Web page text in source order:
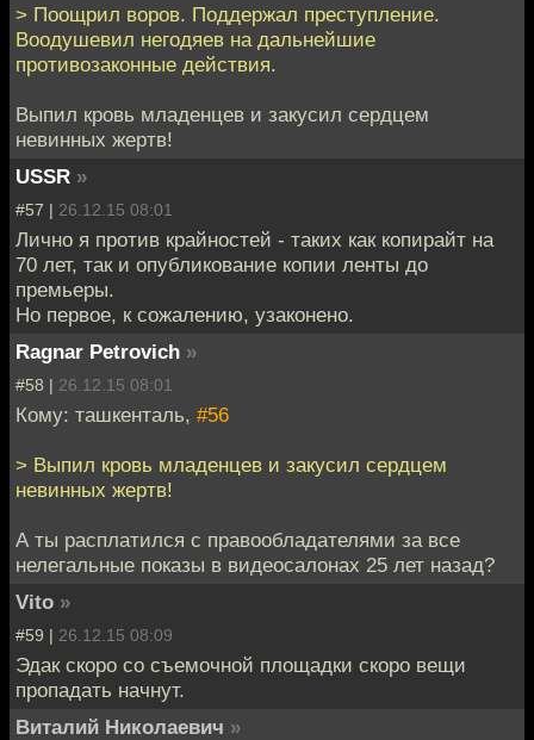
> Поощрил воров. Поддержал преступление.
Воодушевил негодяев на дальнейшие
противозаконные действия.
Выпил кровь младенцев и закусил сердцем
невинных жертв!
USSR »
#57 | 26.12.15 08:01
Лично я против крайностей - таких как копирайт на
70 лет, так и опубликование копии ленты до
премьеры.
Но первое, к сожалению, узаконено.
Ragnar Petrovich »
#58 | 26.12.15 08:01
Кому: ташкенталь, #56
> Выпил кровь младенцев и закусил сердцем
невинных жертв!
А ты расплатился с правообладателями за все
нелегальные показы в видеосалонах 25 лет назад?
Vito »
#59 | 26.12.15 08:09
Эдак скоро со съемочной площадки скоро вещи
пропадать начнут.
Виталий Николаевич »